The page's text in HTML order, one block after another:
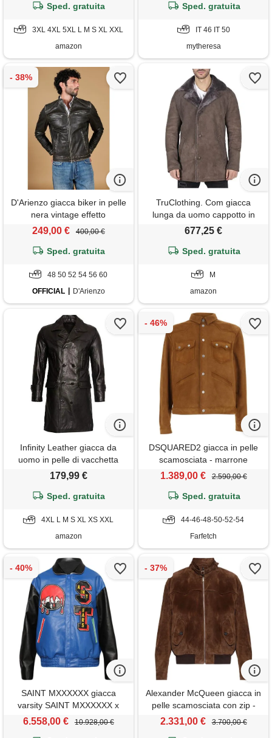
biker, nero, xl
Sped. gratuita
3XL 4XL 5XL L M S XL XXL
amazon
Sped. gratuita
IT 46 IT 50
mytheresa
D'Arienzo giacca biker in pelle
nera vintage effetto
invecchiato D'Arienzo
249,00 € 400,00 €
Sped. gratuita
48 50 52 54 56 60
OFFICIAL
D'Arienzo
TruClothing. Com giacca
lunga da uomo cappotto in
vera pelle di montone stile
677,25 €
Sped. gratuita
M
amazon
Infinity Leather giacca da
uomo in pelle di vacchetta
nera militare tedesca xs
179,99 €
Sped. gratuita
4XL L M S XL XS XXL
amazon
DSQUARED2 giacca in pelle
scamosciata - marrone
1.389,00 € 2.590,00 €
Sped. gratuita
44-46-48-50-52-54
Farfetch
SAINT MXXXXXX giacca
varsity SAINT MXXXXXX x
denim tears - blu
6.558,00 € 10.928,00 €
Alexander McQueen giacca in
pelle scamosciata con zip -
marrone
2.331,00 € 3.700,00 €